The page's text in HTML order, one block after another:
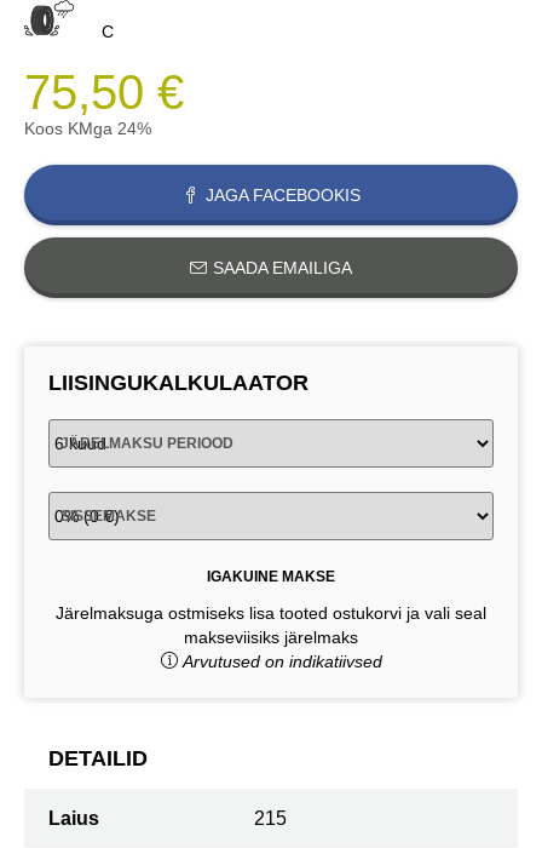
C
75,50 €
Koos KMga 24%
JAGA FACEBOOKIS
SAADA EMAILIGA
LIISINGUKALKULAATOR
JÄRELMAKSU PERIOOD
SISSEMAKSE
IGAKUINE MAKSE
Järelmaksuga ostmiseks lisa tooted ostukorvi ja vali seal
makseviisiks järelmaks
Arvutused on indikatiivsed
DETAILID
Laius 215